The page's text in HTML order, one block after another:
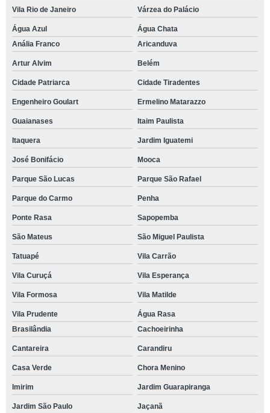
Vila Rio de Janeiro Várzea do Palácio
Água Azul
Água Chata
Anália Franco
Aricanduva
Artur Alvim Belém
Cidade Patriarca Cidade Tiradentes
Engenheiro Goulart Ermelino Matarazzo
Guaianases Itaim Paulista
Itaquera Jardim Iguatemi
José Bonifácio Mooca
Parque São Lucas Parque São Rafael
Parque do Carmo Penha
Ponte Rasa Sapopemba
São Mateus São Miguel Paulista
Tatuapé Vila Carrão
Vila Curuçá Vila Esperança
Vila Formosa Vila Matilde
Vila Prudente
Água Rasa
Brasilândia
Cachoeirinha
Cantareira Carandiru
Casa Verde Chora Menino
Imirim Jardim Guarapiranga
Jardim São Paulo Jaçanã